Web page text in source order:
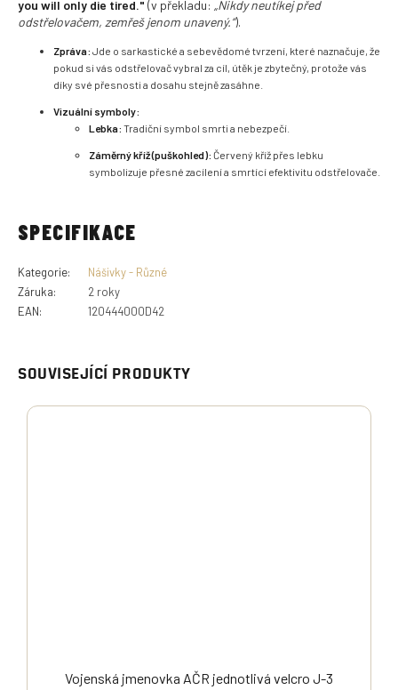
SOUVISEJÍCÍ PRODUKTY
Vojenská jmenovka AČR jednotlivá velcro J-3
you will only die tired." (v překladu: „Nikdy neutíkej před
odstřelovačem, zemřeš jenom unavený.“).
Zpráva: Jde o sarkastické a sebevědomé tvrzení, které naznačuje, že
pokud si vás odstřelovač vybral za cíl, útěk je zbytečný, protože vás
díky své přesnosti a dosahu stejně zasáhne.
Vizuální symboly:
Lebka: Tradiční symbol smrti a nebezpečí.
Záměrný kříž (puškohled): Červený kříž přes lebku
symbolizuje přesné zacílení a smrtící efektivitu odstřelovače.
SPECIFIKACE
Kategorie:
Nášivky - Různé
Záruka:
2 roky
EAN: 120444000D42